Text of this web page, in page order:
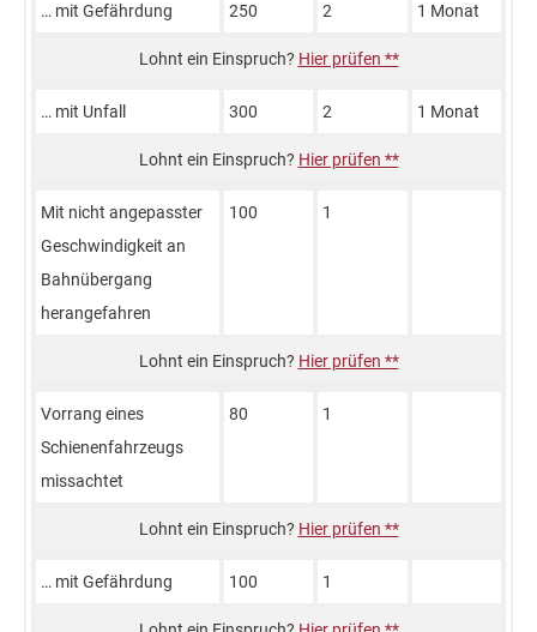
… mit Gefährdung 250 2 1 Monat
Hier prüfen **
… mit Unfall 300 2 1 Monat
Hier prüfen **
Mit nicht angepasster
Geschwindigkeit an
Bahnübergang
herangefahren
100 1
Hier prüfen **
Vorrang eines
Schienenfahrzeugs
missachtet
80 1
Hier prüfen **
… mit Gefährdung 100 1